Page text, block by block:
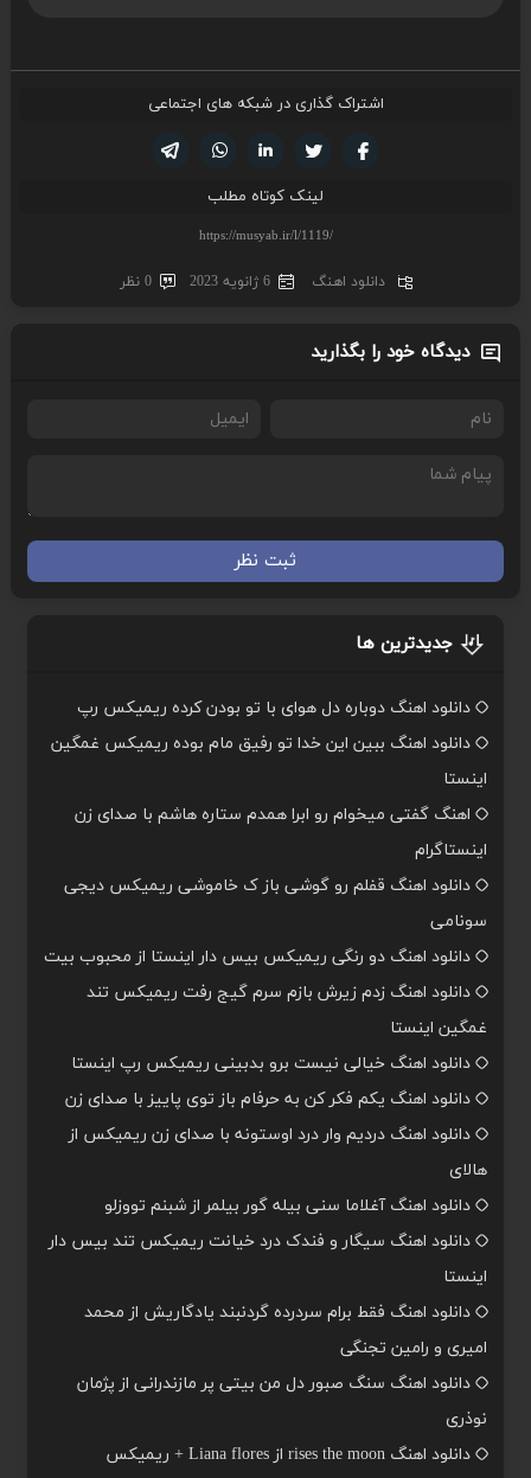
اشتراک گذاری در شبکه های اجتماعی
لینکدین تویتر
فیسوک
لینک کوتاه مطلب
دانلود اهنگ 6 ژانویه 2023 0 نظر
دیدگاه خود را بگذارید
ثبت نظر
جدیدترین ها
دانلود اهنگ دوباره دل هوای با تو بودن کرده ریمیکس رپ
دانلود اهنگ ببین این خدا تو رفیق مام بوده ریمیکس غمگین
اینستا
اهنگ گفتی میخوام رو ابرا همدم ستاره هاشم با صدای زن
اینستاگرام
دانلود اهنگ قفلم رو گوشی باز ک خاموشی ریمیکس دیجی
سونامی
دانلود اهنگ دو رنگی ریمیکس بیس دار اینستا از محبوب بیت
دانلود اهنگ زدم زیرش بازم سرم گیج رفت ریمیکس تند
غمگین اینستا
دانلود اهنگ خیالی نیست برو بدبینی ریمیکس رپ اینستا
دانلود اهنگ یکم فکر کن به حرفام باز توی پاییز با صدای زن
دانلود اهنگ دردیم وار درد اوستونه با صدای زن ریمیکس از
هالای
دانلود اهنگ آغلاما سنی بیله گور بیلمر از شبنم تووزلو
دانلود اهنگ سیگار و فندک درد خیانت ریمیکس تند بیس دار
اینستا
دانلود اهنگ فقط برام سردرده گردنبند یادگاریش از محمد
امیری و رامین تجنگی
دانلود اهنگ سنگ صبور دل من بیتی پر مازندرانی از پژمان
نوذری
دانلود اهنگ rises the moon از Liana flores + ریمیکس